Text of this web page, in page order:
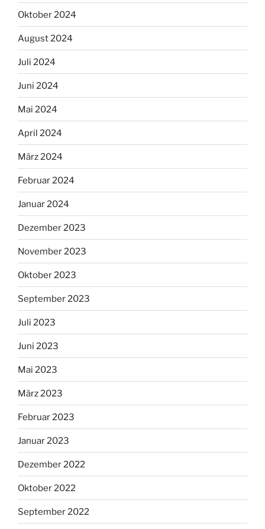
Oktober 2024
August 2024
Juli 2024
Juni 2024
Mai 2024
April 2024
März 2024
Februar 2024
Januar 2024
Dezember 2023
November 2023
Oktober 2023
September 2023
Juli 2023
Juni 2023
Mai 2023
März 2023
Februar 2023
Januar 2023
Dezember 2022
Oktober 2022
September 2022